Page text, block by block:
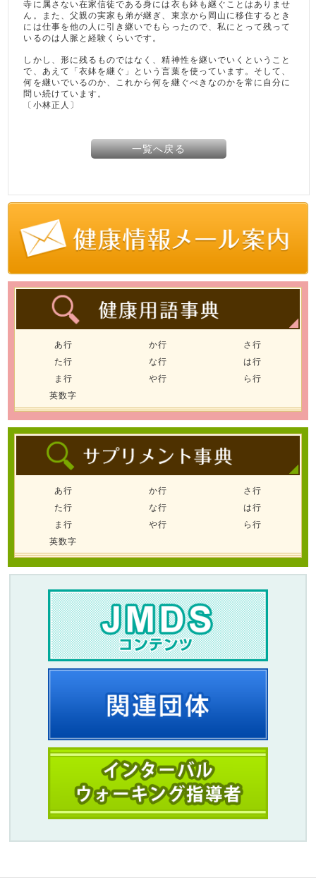
寺に属さない在家信徒である身には衣も鉢も継ぐことはありませ
ん。また、父親の実家も弟が継ぎ、東京から岡山に移住するとき
には仕事を他の人に引き継いでもらったので、私にとって残って
いるのは人脈と経験くらいです。
しかし、形に残るものではなく、精神性を継いでいくということ
で、あえて「衣鉢を継ぐ」という言葉を使っています。そして、
何を継いでいるのか、これから何を継ぐべきなのかを常に自分に
問い続けています。
〔小林正人〕
一覧へ戻る
あ行 か行
さ行
た行
な行
は行
ま行
や行
ら行
英数字
あ行 か行
さ行
た行
な行
は行
ま行
や行
ら行
英数字